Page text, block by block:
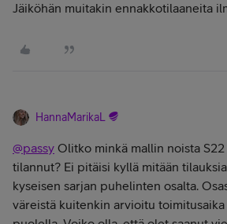
Jäiköhän muitakin ennakkotilaaneita
HannaMarikaL
@passy Olitko minkä mallin noista
tilannut? Ei pitäisi kyllä mitään
kyseisen sarjan puhelinten osalta.
väreistä kuitenkin arvioitu